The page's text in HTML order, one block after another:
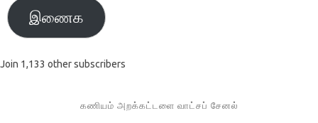
இணைக
Join 1,133 other subscribers
கணியம் அறக்கட்டளை வாட்சப் சேனல்